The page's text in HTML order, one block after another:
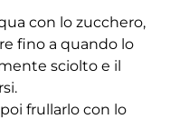
con lo zucchero,
fino a quando lo
sciolto e il
frullarlo con lo